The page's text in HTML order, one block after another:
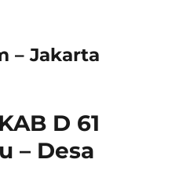
– Jakarta
D 61
– Desa